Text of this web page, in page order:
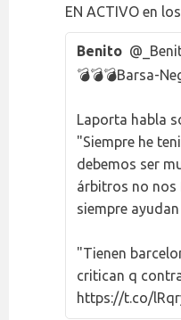
EN ACTIVO en
Benito
💣💣💣Barsa-
Laporta habla
"Siempre he
debemos ser
árbitros no nos
siempre
"Tienen
critican q
https://t.co/